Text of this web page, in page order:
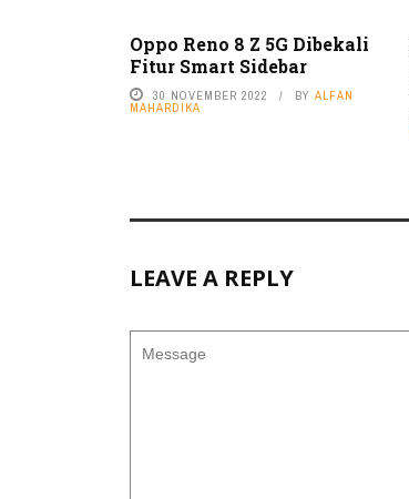
Oppo Reno 8 Z 5G Dibekali
Fitur Smart Sidebar
30 NOVEMBER 2022 BY ALFAN
MAHARDIKA
LEAVE A REPLY